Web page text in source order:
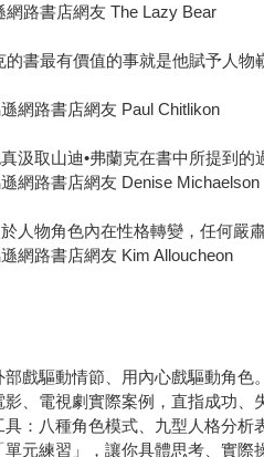
路書店網友 The Lazy Bear
最有價值的事就是他賦予人物
網路書店網友 Paul Chitlikon
取山迪•弗蘭克在書中所提到的
網路書店網友 Denise Michaelson
物角色內在性格轉變，任何嚴肅
網路書店網友 Kim Alloucheon
戲驅動情節、用內心戲驅動角色。
、電視劇實際案例，直指成功、
：八種角色模式、九型人格分析
元練習」，讓你具體思考、實際